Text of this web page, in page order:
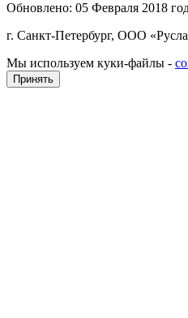
Обновлено: 05 Февраля 2018
г. Санкт-Петербург, ООО
Мы используем куки-файлы -
Принять